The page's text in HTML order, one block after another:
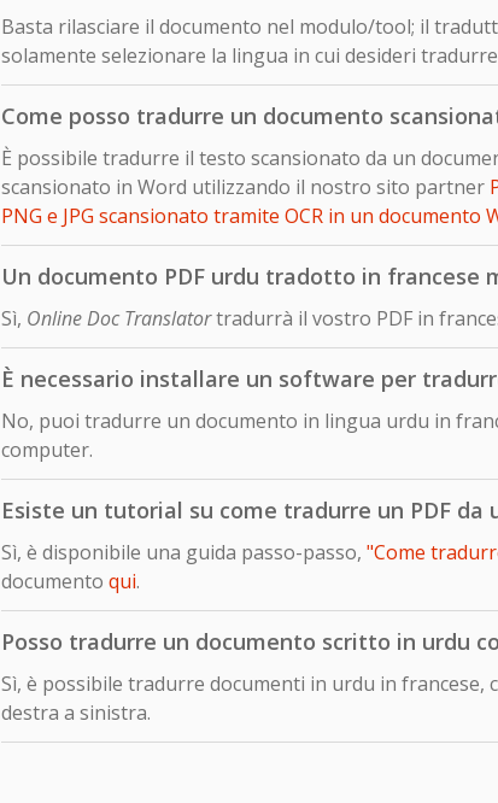
Basta rilasciare il documento nel modulo/tool; il
solamente selezionare la lingua in cui desideri
Come posso tradurre un documento
È possibile tradurre il testo scansionato da un
scansionato in Word utilizzando il nostro sito partner
PNG e JPG scansionato tramite OCR in un documento
Un documento PDF urdu tradotto in francese
Sì, Online Doc Translatortradurrà il vostro PDF in
È necessario installare un software per
No, puoi tradurre un documento in lingua urdu in
computer.
Esiste un tutorial su come tradurre un PDF da
Sì, è disponibile una guida passo-passo, "Come
documento qui.
Posso tradurre un documento scritto in urdu
Sì, è possibile tradurre documenti in urdu in
destra a sinistra.